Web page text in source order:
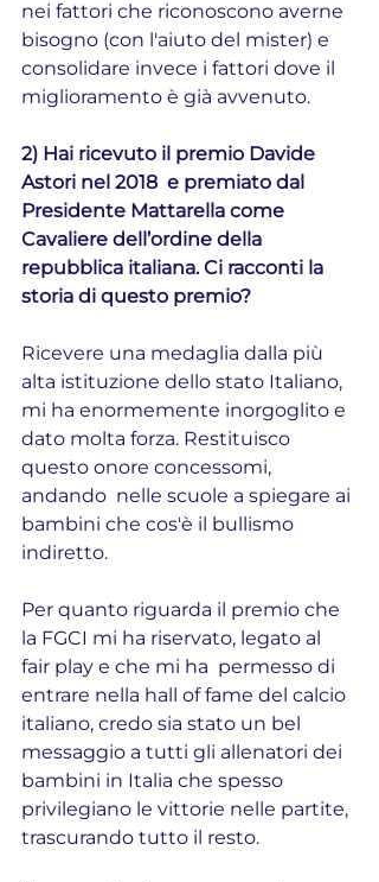
nei fattori che riconoscono averne
bisogno (con l'aiuto del mister) e
consolidare invece i fattori dove il
miglioramento è già avvenuto.
2) Hai ricevuto il premio Davide
Astori nel 2018  e premiato dal
Presidente Mattarella come
Cavaliere dell’ordine della
repubblica italiana. Ci racconti la
storia di questo premio?
Ricevere una medaglia dalla più
alta istituzione dello stato Italiano,
mi ha enormemente inorgoglito e
dato molta forza. Restituisco
questo onore concessomi,
andando  nelle scuole a spiegare ai
bambini che cos'è il bullismo
indiretto.
Per quanto riguarda il premio che
la FGCI mi ha riservato, legato al
fair play e che mi ha  permesso di
entrare nella hall of fame del calcio
italiano, credo sia stato un bel
messaggio a tutti gli allenatori dei
bambini in Italia che spesso
privilegiano le vittorie nelle partite,
trascurando tutto il resto.